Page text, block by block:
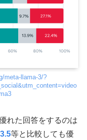
meta-llama-3/?
れた回答をするのは
等と比較しても優